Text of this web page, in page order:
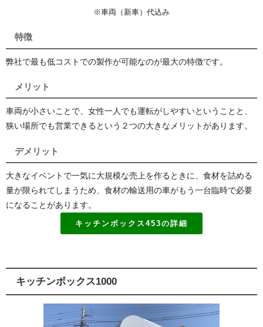
※車両（新車）代込み
特徴
弊社で最も低コストでの製作が可能なのが最大の特徴です。
メリット
車両が小さいことで、女性一人でも運転がしやすいということと、
狭い場所でも営業できるという２つの大きなメリットがあります。
デメリット
大きなイベントで一気に大規模な売上を作るときに、食材を詰める
量が限られてしまうため、食材の輸送用の車がもう一台臨時で必要
になることがあります。
キッチンボックス453の詳細
キッチンボックス1000